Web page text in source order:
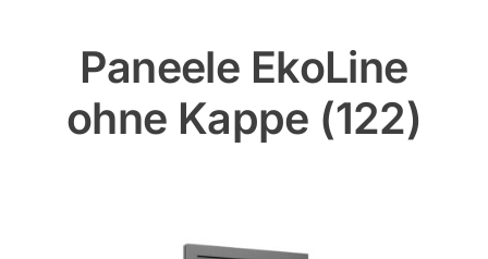
Anfrage
Paneele EkoLine
ohne Kappe (122)